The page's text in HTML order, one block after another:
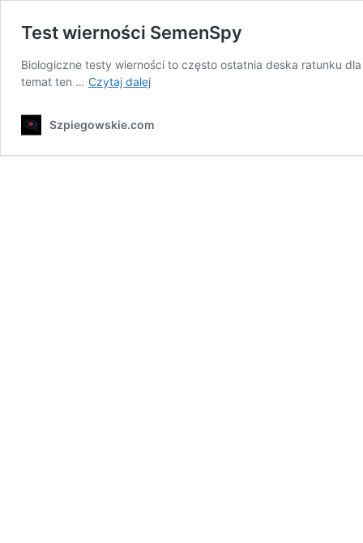
Test wierności SemenSpy
Biologiczne testy wierności to często ostatnia deska ratunku
temat ten … Czytaj dalejTest
Szpiegowskie.com